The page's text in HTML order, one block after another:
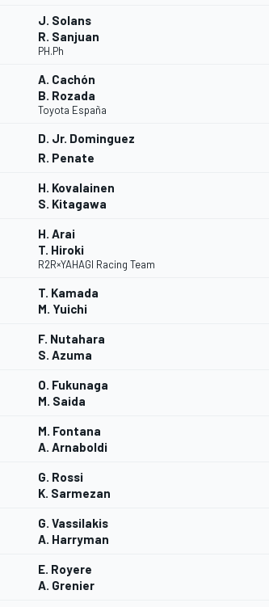
J. Solans
R. Sanjuan
PH.Ph
A. Cachón
B. Rozada
Toyota España
D. Jr. Dominguez
R. Penate
H. Kovalainen
S. Kitagawa
H. Arai
T. Hiroki
R2R×YAHAGI Racing Team
T. Kamada
M. Yuichi
F. Nutahara
S. Azuma
O. Fukunaga
M. Saida
M. Fontana
A. Arnaboldi
G. Rossi
K. Sarmezan
G. Vassilakis
A. Harryman
E. Royere
A. Grenier